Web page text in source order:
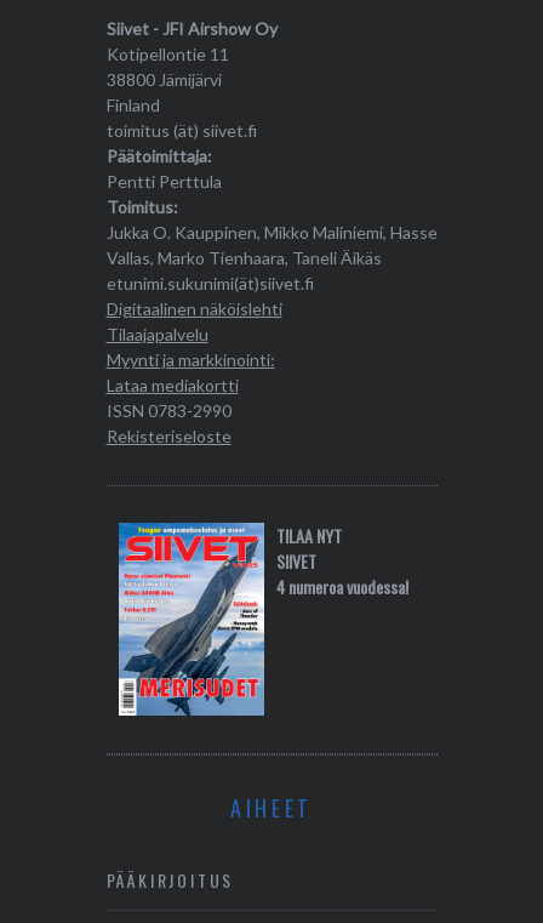
Siivet - JFI Airshow Oy
Kotipellontie 11
38800 Jämijärvi
Finland
toimitus (ät) siivet.fi
Päätoimittaja:
Pentti Perttula
Toimitus:
Jukka O. Kauppinen, Mikko Maliniemi, Hasse
Vallas, Marko Tienhaara, Taneli Äikäs
etunimi.sukunimi(ät)siivet.fi
Digitaalinen näköislehti
Tilaajapalvelu
Myynti ja markkinointi:
Lataa mediakortti
ISSN 0783-2990
Rekisteriseloste
TILAA NYT
SIIVET
4 numeroa vuodessa!
AIHEET
PÄÄKIRJOITUS